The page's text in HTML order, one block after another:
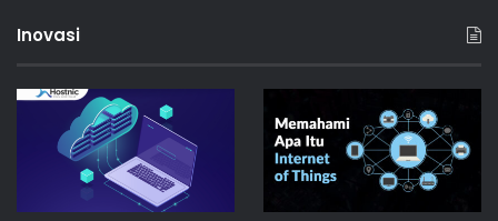
Inovasi